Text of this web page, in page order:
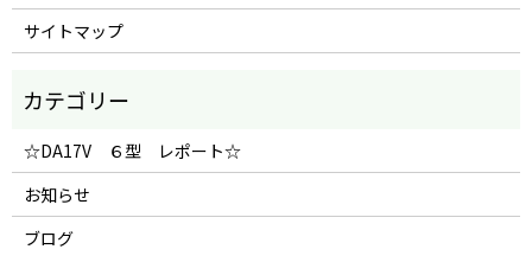
サイトマップ
☆DA17V ６型 レポート☆
お知らせ
ブログ